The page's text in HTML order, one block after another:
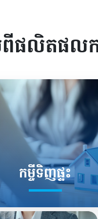
ពីផលិតផលក
កម្ចីទិញផ្ទះ